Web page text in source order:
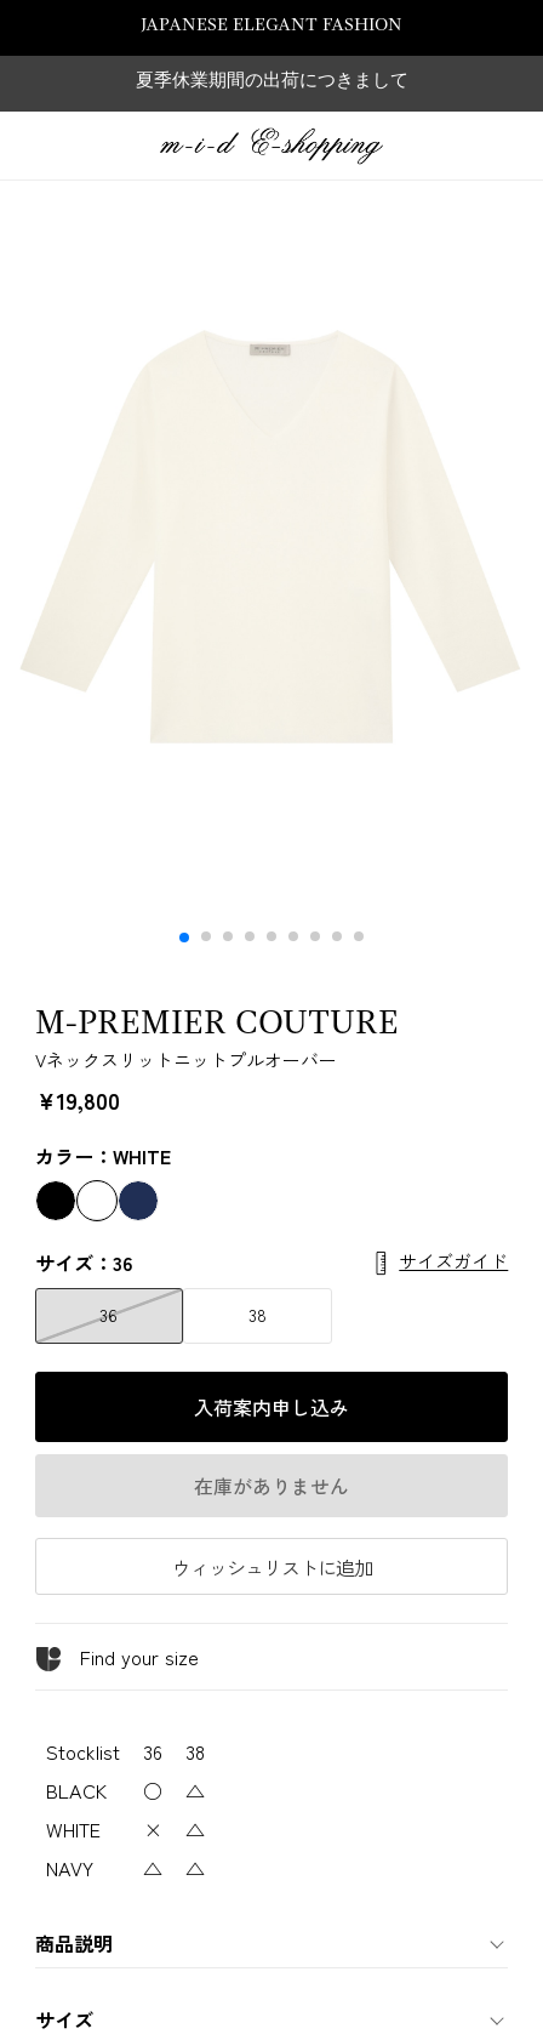
JAPANESE ELEGANT FASHION
夏季休業期間の出荷につきまして
M-PREMIER COUTURE
Vネックスリットニットプルオーバー
￥19,800
カラー：WHITE
サイズ：36 サイズガイド
36 38
入荷案内申し込み
在庫がありません
ウィッシュリストに追加
Find your size
Stocklist 36
38
BLACK
○
△
WHITE
×
△
NAVY
△ △
商品説明
サイズ